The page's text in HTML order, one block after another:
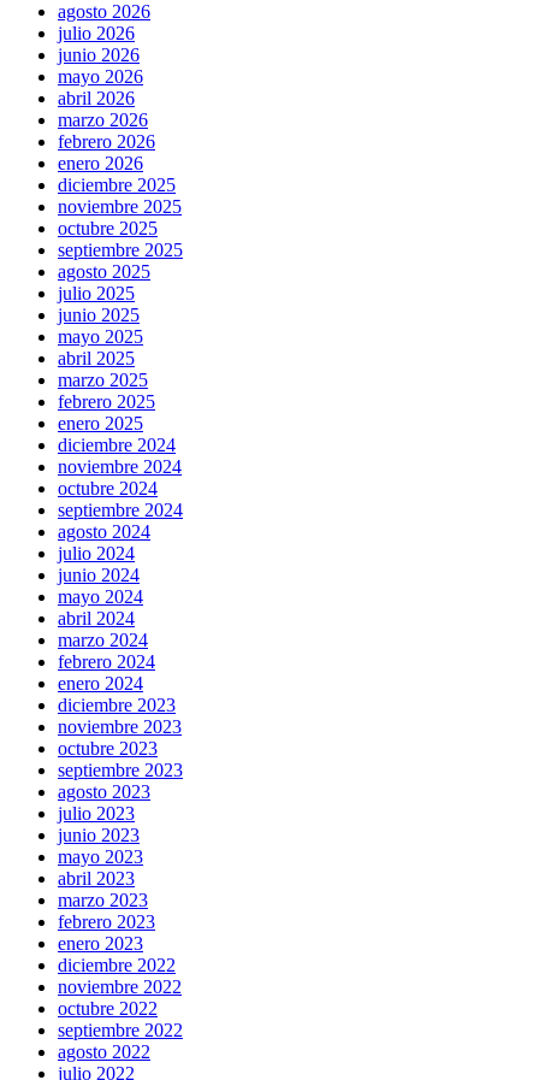
agosto 2026
julio 2026
junio 2026
mayo 2026
abril 2026
marzo 2026
febrero 2026
enero 2026
diciembre 2025
noviembre 2025
octubre 2025
septiembre 2025
agosto 2025
julio 2025
junio 2025
mayo 2025
abril 2025
marzo 2025
febrero 2025
enero 2025
diciembre 2024
noviembre 2024
octubre 2024
septiembre 2024
agosto 2024
julio 2024
junio 2024
mayo 2024
abril 2024
marzo 2024
febrero 2024
enero 2024
diciembre 2023
noviembre 2023
octubre 2023
septiembre 2023
agosto 2023
julio 2023
junio 2023
mayo 2023
abril 2023
marzo 2023
febrero 2023
enero 2023
diciembre 2022
noviembre 2022
octubre 2022
septiembre 2022
agosto 2022
julio 2022